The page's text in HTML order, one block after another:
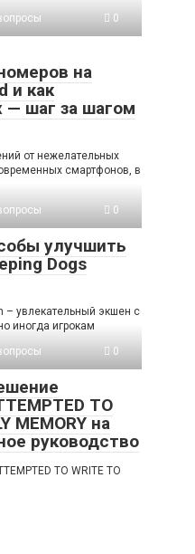
0
на
и как
— шаг за шагом
от нежелательных
смартфонов, в
0
улучшить
Dogs
– увлекательный экшен с
иногда игрокам
0
TO
MEMORY на
руководство
TO WRITE TO